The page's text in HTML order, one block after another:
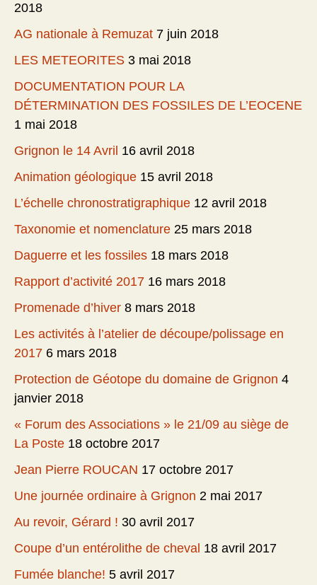
2018
AG nationale à Remuzat 7 juin 2018
LES METEORITES 3 mai 2018
DOCUMENTATION POUR LA
DÉTERMINATION DES FOSSILES DE L’EOCENE
1 mai 2018
Grignon le 14 Avril 16 avril 2018
Animation géologique 15 avril 2018
L’échelle chronostratigraphique 12 avril 2018
Taxonomie et nomenclature 25 mars 2018
Daguerre et les fossiles 18 mars 2018
Rapport d’activité 2017 16 mars 2018
Promenade d’hiver 8 mars 2018
Les activités à l’atelier de découpe/polissage en
2017 6 mars 2018
Protection de Géotope du domaine de Grignon 4
janvier 2018
« Forum des Associations » le 21/09 au siège de
La Poste 18 octobre 2017
Jean Pierre ROUCAN 17 octobre 2017
Une journée ordinaire à Grignon 2 mai 2017
Au revoir, Gérard ! 30 avril 2017
Coupe d’un entérolithe de cheval 18 avril 2017
Fumée blanche! 5 avril 2017